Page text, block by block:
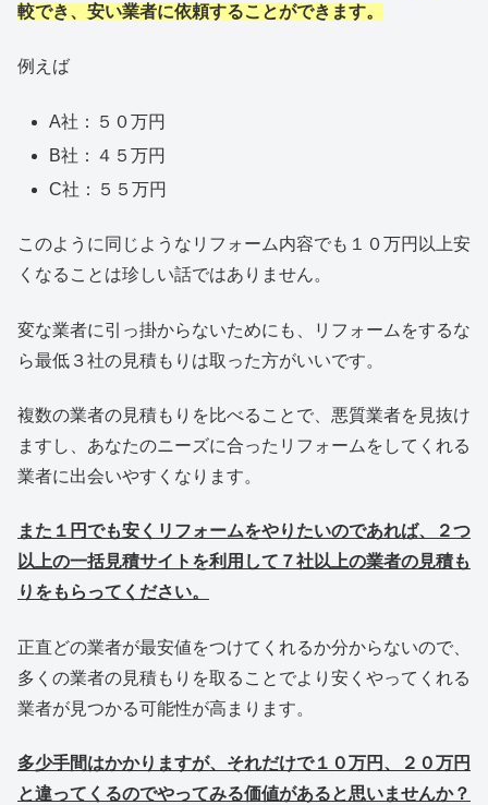
較でき、安い業者に依頼することができます。
例えば
A社：５０万円
B社：４５万円
C社：５５万円
このように同じようなリフォーム内容でも１０万円以上安
くなることは珍しい話ではありません。
変な業者に引っ掛からないためにも、リフォームをするな
ら最低３社の見積もりは取った方がいいです。
複数の業者の見積もりを比べることで、悪質業者を見抜け
ますし、あなたのニーズに合ったリフォームをしてくれる
業者に出会いやすくなります。
また１円でも安くリフォームをやりたいのであれば、２つ
以上の一括見積サイトを利用して７社以上の業者の見積も
りをもらってください。
正直どの業者が最安値をつけてくれるか分からないので、
多くの業者の見積もりを取ることでより安くやってくれる
業者が見つかる可能性が高まります。
多少手間はかかりますが、それだけで１０万円、２０万円
と違ってくるのでやってみる価値があると思いませんか？